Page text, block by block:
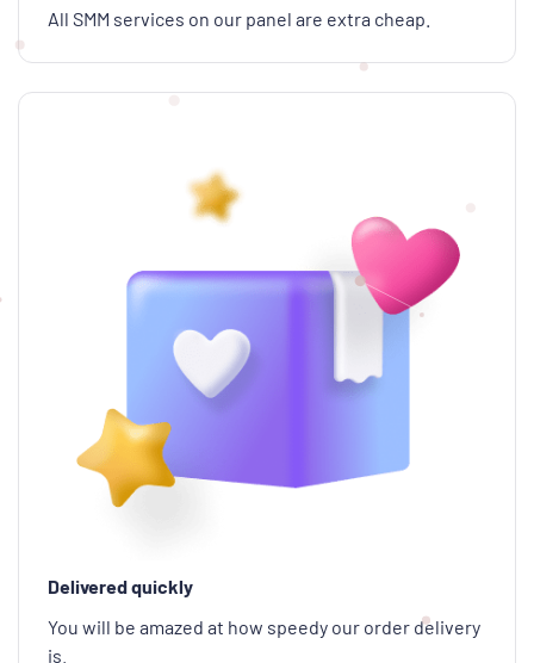
All SMM services on our panel are extra cheap.
Delivered quickly
You will be amazed at how speedy our order delivery
is.